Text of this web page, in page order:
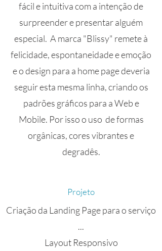
fácil e intuitiva com a intenção de
surpreender e presentar alguém
especial. A marca "Blissy" remete à
felicidade, espontaneidade e emoção
e o design para a home page deveria
seguir esta mesma linha, criando os
padrões gráficos para a Web e
Mobile. Por isso o uso de formas
orgânicas, cores vibrantes e
degradês.
Projeto
Criação da Landing Page para o serviço
...
Layout Responsivo